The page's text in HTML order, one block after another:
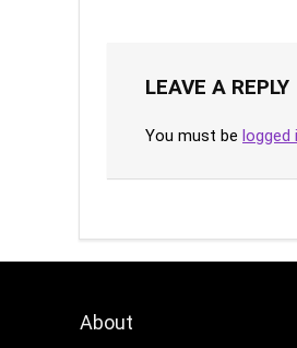
LEAVE A REPLY
You must be logged
About